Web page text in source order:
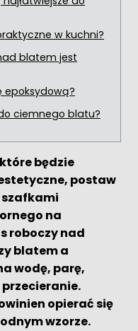
w kuchni?
blatem jest
ciemnego blatu?
będzie
postaw
szafkami
na
roboczy nad
blatem a
wodę, parę,
przecieranie.
opierać się
wzorze.